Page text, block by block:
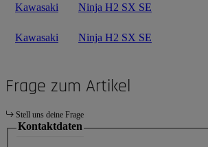
Kawasaki Ninja H2 SX SE
Kawasaki Ninja H2 SX SE
Frage zum Artikel
Stell uns deine Frage
Kontaktdaten